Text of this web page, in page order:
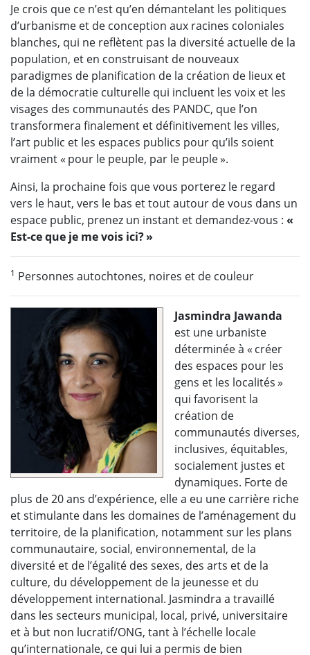
Je crois que ce n’est qu’en démantelant les politiques
d’urbanisme et de conception aux racines coloniales
blanches, qui ne reflètent pas la diversité actuelle de la
population, et en construisant de nouveaux
paradigmes de planification de la création de lieux et
de la démocratie culturelle qui incluent les voix et les
visages des communautés des PANDC, que l’on
transformera finalement et définitivement les villes,
l’art public et les espaces publics pour qu’ils soient
vraiment « pour le peuple, par le peuple ».
Ainsi, la prochaine fois que vous porterez le regard
vers le haut, vers le bas et tout autour de vous dans un
espace public, prenez un instant et demandez-vous : «
Est-ce que je me vois ici? »
1 Personnes autochtones, noires et de couleur
Jasmindra Jawanda
est une urbaniste
déterminée à « créer
des espaces pour les
gens et les localités »
qui favorisent la
création de
communautés diverses,
inclusives, équitables,
socialement justes et
dynamiques. Forte de
plus de 20 ans d’expérience, elle a eu une carrière riche
et stimulante dans les domaines de l’aménagement du
territoire, de la planification, notamment sur les plans
communautaire, social, environnemental, de la
diversité et de l’égalité des sexes, des arts et de la
culture, du développement de la jeunesse et du
développement international. Jasmindra a travaillé
dans les secteurs municipal, local, privé, universitaire
et à but non lucratif/ONG, tant à l’échelle locale
qu’internationale, ce qui lui a permis de bien